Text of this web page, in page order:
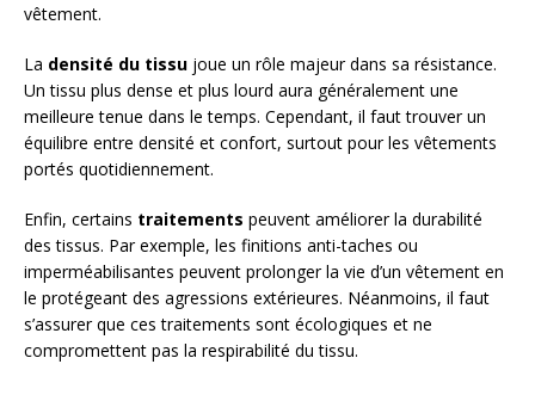
vêtement.
La densité du tissu joue un rôle majeur dans sa résistance.
Un tissu plus dense et plus lourd aura généralement une
meilleure tenue dans le temps. Cependant, il faut trouver un
équilibre entre densité et confort, surtout pour les vêtements
portés quotidiennement.
Enfin, certains traitements peuvent améliorer la durabilité
des tissus. Par exemple, les finitions anti-taches ou
imperméabilisantes peuvent prolonger la vie d’un vêtement en
le protégeant des agressions extérieures. Néanmoins, il faut
s’assurer que ces traitements sont écologiques et ne
compromettent pas la respirabilité du tissu.